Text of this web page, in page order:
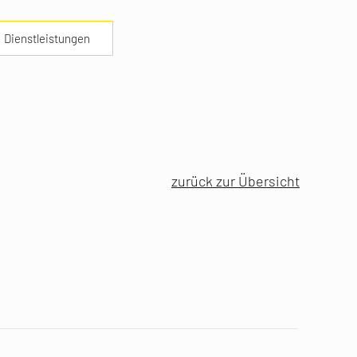
Dienstleistungen
zurück zur Übersicht